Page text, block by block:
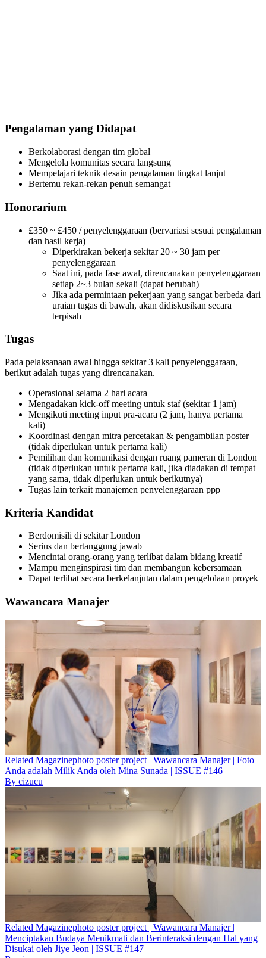
Pengalaman yang Didapat
Berkolaborasi dengan tim global
Mengelola komunitas secara langsung
Mempelajari teknik desain pengalaman tingkat lanjut
Bertemu rekan-rekan penuh semangat
Honorarium
£350 ~ £450 / penyelenggaraan (bervariasi sesuai pengalaman
dan hasil kerja)
Diperkirakan bekerja sekitar 20 ~ 30 jam per
penyelenggaraan
Saat ini, pada fase awal, direncanakan penyelenggaraan
setiap 2~3 bulan sekali (dapat berubah)
Jika ada permintaan pekerjaan yang sangat berbeda dari
uraian tugas di bawah, akan didiskusikan secara
terpisah
Tugas
Pada pelaksanaan awal hingga sekitar 3 kali penyelenggaraan,
berikut adalah tugas yang direncanakan.
Operasional selama 2 hari acara
Mengadakan kick-off meeting untuk staf (sekitar 1 jam)
Mengikuti meeting input pra-acara (2 jam, hanya pertama
kali)
Koordinasi dengan mitra percetakan & pengambilan poster
(tidak diperlukan untuk pertama kali)
Pemilihan dan komunikasi dengan ruang pameran di London
(tidak diperlukan untuk pertama kali, jika diadakan di tempat
yang sama, tidak diperlukan untuk berikutnya)
Tugas lain terkait manajemen penyelenggaraan ppp
Kriteria Kandidat
Berdomisili di sekitar London
Serius dan bertanggung jawab
Mencintai orang-orang yang terlibat dalam bidang kreatif
Mampu menginspirasi tim dan membangun kebersamaan
Dapat terlibat secara berkelanjutan dalam pengelolaan proyek
Wawancara Manajer
Related Magazinephoto poster project | Wawancara Manajer | Foto
Anda adalah Milik Anda oleh Mina Sunada | ISSUE #146
By cizucu
Related Magazinephoto poster project | Wawancara Manajer |
Menciptakan Budaya Menikmati dan Berinteraksi dengan Hal yang
Disukai oleh Jiye Jeon | ISSUE #147